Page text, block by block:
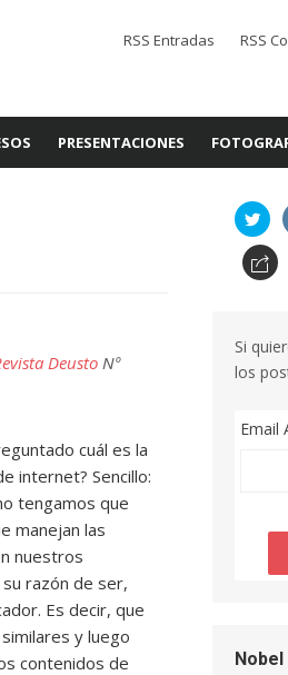
RSS Entradas RSS
PRESENTACIONES
DeustoNº
cuál es la
internet? Sencillo:
tengamos que
manejan las
nuestros
razón de ser,
Es decir, que
y luego
contenidos de
Si
los
Email
Nobel